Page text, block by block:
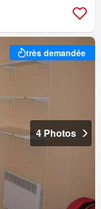
très demandée
4 Photos